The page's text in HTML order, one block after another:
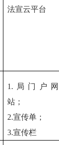
法宣云平台
1.局门户网
站；
2.宣传单；
3.宣传栏